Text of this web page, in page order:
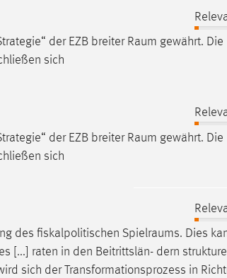
der EZB breiter Raum gewährt. Die
sich
der EZB breiter Raum gewährt. Die
sich
des fiskalpolitischen Spielraums. Dies
[...] raten in den Beitrittslän- dern
sich der Transformationsprozess in